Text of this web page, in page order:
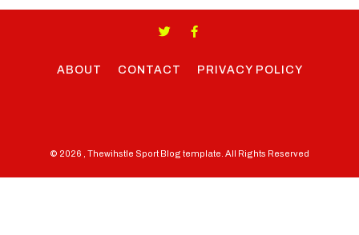
ABOUT CONTACT PRIVACY POLICY
© 2026 , Thewihstle Sport Blog template. All Rights Reserved